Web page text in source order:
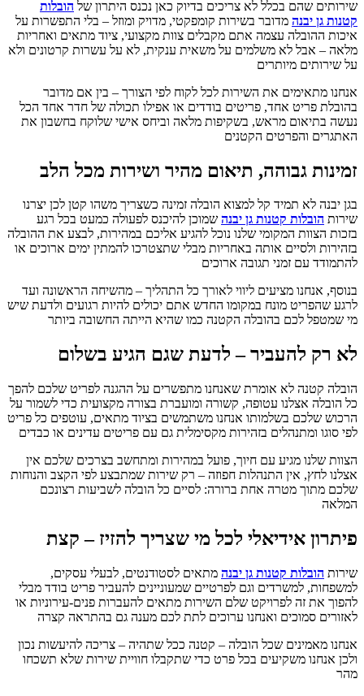
שירותים שהם בכלל לא צריכים בדיוק כאן נכנס היתרון של הובלות
קטנות גן יבנה מדובר בשירות קומפקטי, מדויק ומוזל – בלי התפשרות על
איכות ההובלה עצמה אתם מקבלים צוות מקצועי, ציוד מתאים ואחריות
מלאה – אבל לא משלמים על משאית ענקית, לא על עשרות קרטונים ולא
על שירותים מיותרים
אנחנו מתאימים את השירות לכל לקוח לפי הצורך – בין אם מדובר
בהובלת פריט אחד, פריטים בודדים או אפילו תכולה של חדר אחד הכל
נעשה בתיאום מראש, בשקיפות מלאה וביחס אישי שלוקח בחשבון את
האתגרים והפרטים הקטנים
זמינות גבוהה, תיאום מהיר ושירות מכל הלב
בגן יבנה לא תמיד קל למצוא הובלה זמינה כשצריך משהו קטן לכן יצרנו
שירות הובלות קטנות גן יבנה שמוכן להיכנס לפעולה כמעט בכל רגע
בזכות הצוות המקומי שלנו נוכל להגיע אליכם במהירות, לבצע את ההובלה
בזהירות ולסיים אותה באחריות מבלי שתצטרכו להמתין ימים ארוכים או
להתמודד עם זמני תגובה ארוכים
בנוסף, אנחנו מציעים ליווי לאורך כל התהליך – מהשיחה הראשונה ועד
לרגע שהפריט מונח במקומו החדש אתם יכולים להיות רגועים ולדעת שיש
מי שמטפל לכם בהובלה הקטנה כמו שהיא הייתה החשובה ביותר
לא רק להעביר – לדעת שגם הגיע בשלום
הובלה קטנה לא אומרת שאנחנו מתפשרים על ההגנה לפריט שלכם להפך
כל הובלה אצלנו עטופה, קשורה ומועברת בצורה מקצועית כדי לשמור על
הרכוש שלכם בשלמותו אנחנו משתמשים בציוד מתאים, עוטפים כל פריט
לפי סוגו ומתנהלים בזהירות מקסימלית גם עם פריטים עדינים או כבדים
הצוות שלנו מגיע עם חיוך, פועל במהירות ומתחשב בצרכים שלכם אין
אצלנו לחץ, אין התנהלות חפוזה – רק שירות שמתבצע לפי הקצב והנוחות
שלכם מתוך מטרה אחת ברורה: לסיים כל הובלה לשביעות רצונכם
המלאה
פיתרון אידיאלי לכל מי שצריך להזיז – קצת
שירות הובלות קטנות גן יבנה מתאים לסטודנטים, לבעלי עסקים,
למשפחות, למשרדים וגם לפרטיים שמעוניינים להעביר פריט בודד מבלי
להפוך את זה לפרויקט שלם השירות מתאים להעברות פנים-עירוניות או
לאזורים סמוכים ואנחנו ערוכים לתת לכם מענה גם בהתראה קצרה
אנחנו מאמינים שכל הובלה – קטנה ככל שתהיה – צריכה להיעשות נכון
ולכן אנחנו משקיעים בכל פרט כדי שתקבלו חוויית שירות שלא תשכחו
מהר